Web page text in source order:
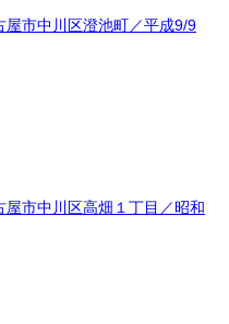
市中川区澄池町／平成9/9
市中川区高畑１丁目／昭和